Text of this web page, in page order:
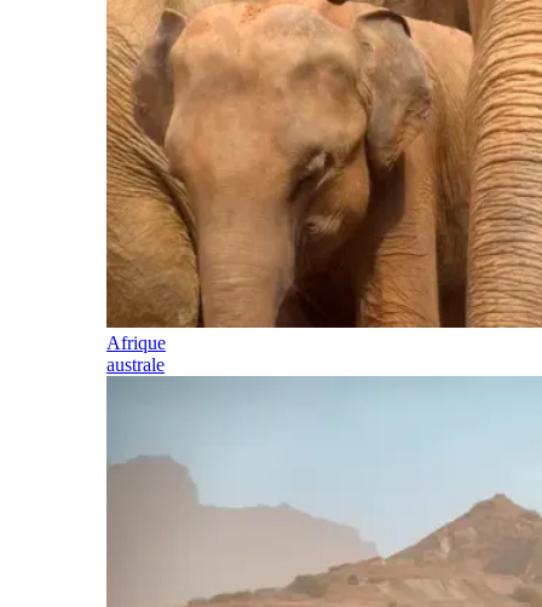
Afrique
australe